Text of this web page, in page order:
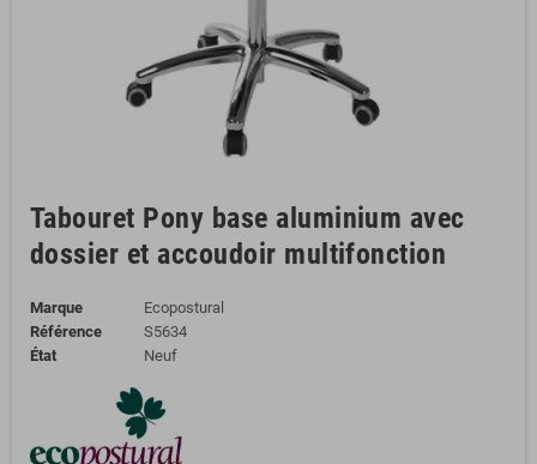
Tabouret Pony base aluminium avec
dossier et accoudoir multifonction
Marque
Ecopostural
Référence
S5634
État
Neuf